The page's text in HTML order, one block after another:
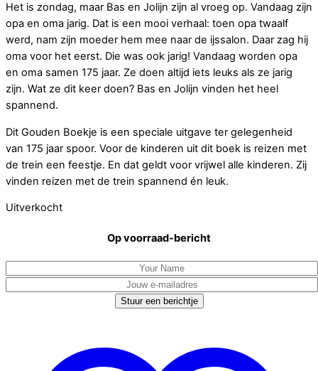
Het is zondag, maar Bas en Jolijn zijn al vroeg op. Vandaag zijn
opa en oma jarig. Dat is een mooi verhaal: toen opa twaalf
werd, nam zijn moeder hem mee naar de ijssalon. Daar zag hij
oma voor het eerst. Die was ook jarig! Vandaag worden opa
en oma samen 175 jaar. Ze doen altijd iets leuks als ze jarig
zijn. Wat ze dit keer doen? Bas en Jolijn vinden het heel
spannend.
Dit Gouden Boekje is een speciale uitgave ter gelegenheid
van 175 jaar spoor. Voor de kinderen uit dit boek is reizen met
de trein een feestje. En dat geldt voor vrijwel alle kinderen. Zij
vinden reizen met de trein spannend én leuk.
Uitverkocht
Op voorraad-bericht
Stuur een berichtje